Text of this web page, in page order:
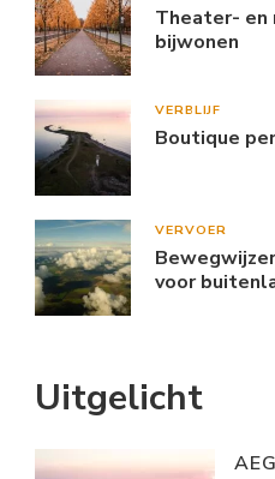
Theater- en
bijwonen
VERBLIJF
Boutique
VERVOER
voor
Uitgelicht